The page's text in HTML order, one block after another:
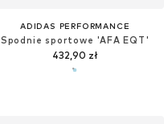
ADIDAS PERFORMANCE
Spodnie sportowe 'AFA EQT'
432,90 zł